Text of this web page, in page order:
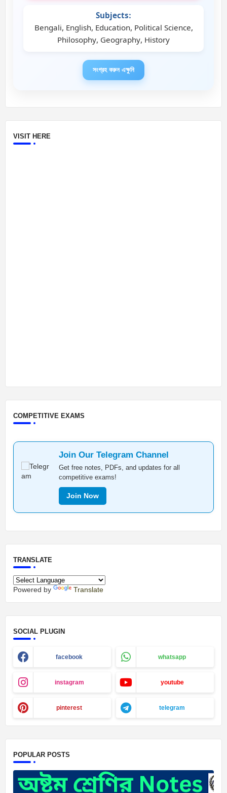
Subjects:
Bengali, English, Education, Political Science,
Philosophy, Geography, History
সংগ্রহ করুন এক্ষুনি
VISIT HERE
COMPETITIVE EXAMS
Join Our Telegram Channel
Get free notes, PDFs, and updates for all
competitive exams!
Join Now
TRANSLATE
Powered by Translate
SOCIAL PLUGIN
facebook whatsapp
instagram youtube
pinterest telegram
POPULAR POSTS